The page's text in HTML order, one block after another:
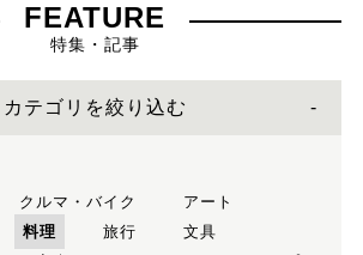
FEATURE
特集・記事
カテゴリを絞り込む
クルマ・バイク
アート
料理 旅行
文具